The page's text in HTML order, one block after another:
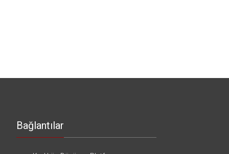
Bağlantılar